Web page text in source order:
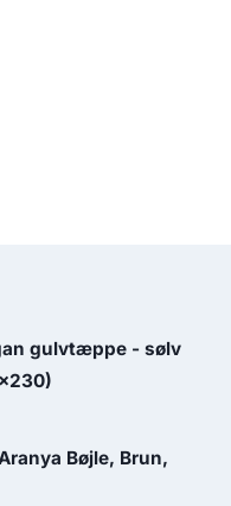
gulvtæppe - sølv
Bøjle, Brun,